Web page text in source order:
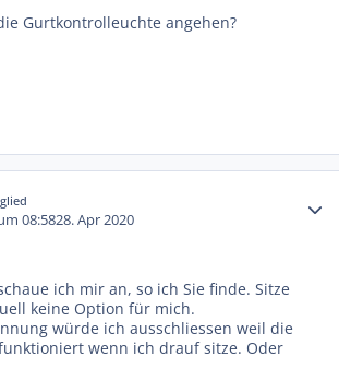
Gurtkontrolleuchte angehen?
08:5828. Apr 2020
ich mir an, so ich Sie finde. Sitze
keine Option für mich.
würde ich ausschliessen weil die
wenn ich drauf sitze. Oder